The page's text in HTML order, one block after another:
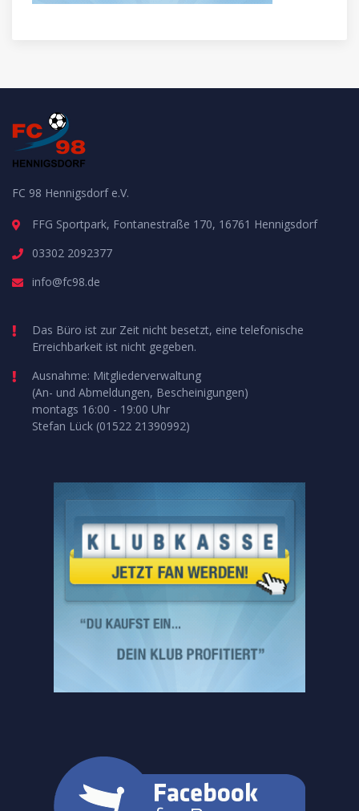
FC 98 Hennigsdorf e.V.
FFG Sportpark, Fontanestraße 170, 16761 Hennigsdorf
03302 2092377
info@fc98.de
Das Büro ist zur Zeit nicht besetzt, eine telefonische
Erreichbarkeit ist nicht gegeben.
Ausnahme: Mitgliederverwaltung
(An- und Abmeldungen, Bescheinigungen)
montags 16:00 - 19:00 Uhr
Stefan Lück (01522 21390992)